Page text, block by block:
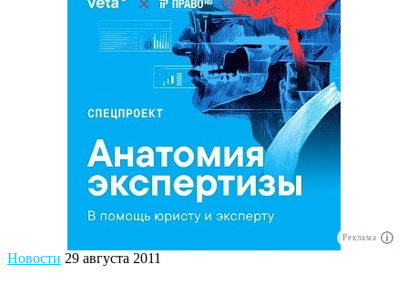
Реклама
Новости 29 августа 2011